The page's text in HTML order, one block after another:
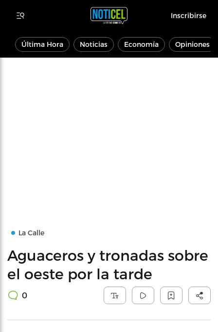
Inscribirse
Última Hora Noticias Economía Opiniones
La Calle
Aguaceros y tronadas sobre
el oeste por la tarde
0